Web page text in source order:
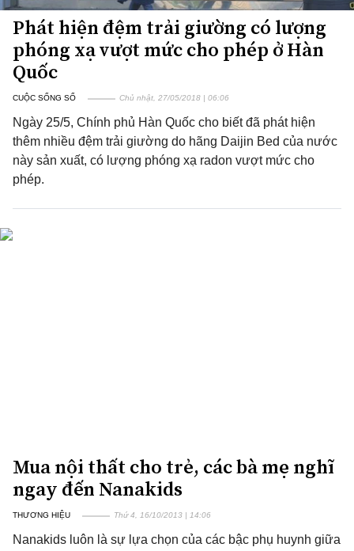
Phát hiện đệm trải giường có lượng
phóng xạ vượt mức cho phép ở Hàn
Quốc
CUỘC SỐNG SỐ Chủ nhật, 27/05/2018 | 06:06
Ngày 25/5, Chính phủ Hàn Quốc cho biết đã phát hiện
thêm nhiều đệm trải giường do hãng Daijin Bed của nước
này sản xuất, có lượng phóng xạ radon vượt mức cho
phép.
Mua nội thất cho trẻ, các bà mẹ nghĩ
ngay đến Nanakids
THƯƠNG HIỆU Thứ 4, 16/10/2013 | 14:06
Nanakids luôn là sự lựa chọn của các bậc phụ huynh giữa